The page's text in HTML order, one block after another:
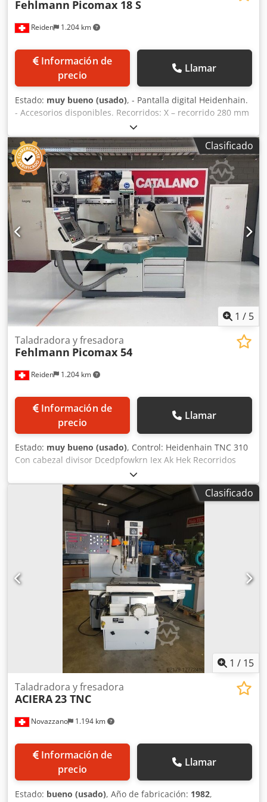
Reiden 1.204 km
Fehlmann Picomax 18 S
Información de
precio
Llamar
Estado: muy bueno (usado), - Pantalla digital Heidenhain.
- Accesorios disponibles. Recorridos: X – recorrido 280 mm
Y – recorrido 210 mm Dcjdpfx Ajw Hqf Rsk Hok Mesa
cruzada KS 255 D Velocidades del husillo 135 – 4.500 rpm
Clasificado
1 / 5
Reiden 1.204 km
Taladradora y fresadora
Fehlmann Picomax 54
Información de
precio
Llamar
Estado: muy bueno (usado), Control: Heidenhain TNC 310
Con cabezal divisor Dcedpfowkrn Iex Ak Hek Recorridos
X/Y/Z 500/ 250/ 160 mm Recorrido ancho 480 mm
Superficie de sujeción (L x An) 885 x 320 mm Carga máxima
de la mesa 250 kg Tabla de distancia - punta del husillo 0 –
605 mm Velocidad de avance X/Y 1 – 2000 mm/min
Velocidad de avance Z 1 – 1200 mm/min Herramienta –
sistema de cambio rápido SF 32 Rango de velocidad
continuamente variable 9200 rpm Potencia de
accionamiento 5 kW Requisitos de espacio (An x Pr x Al)
1850 x 2550 x 2400 mm
Clasificado
1 / 15
Novazzano 1.194 km
Taladradora y fresadora
ACIERA23 TNC
Información de
precio
Llamar
Estado: bueno (usado), Año de fabricación: 1982,